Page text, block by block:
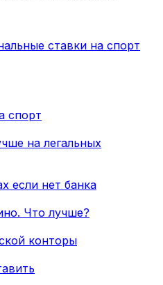
спорт
на легальных
если нет банка
Что лучше?
конторы